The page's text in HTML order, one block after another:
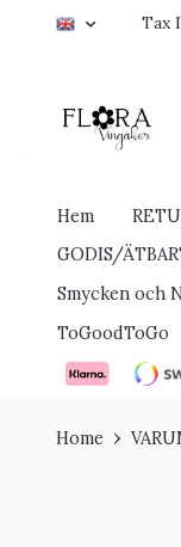
Tax
Hem
GODIS/
Smycken och
ToGoodToGo
Home